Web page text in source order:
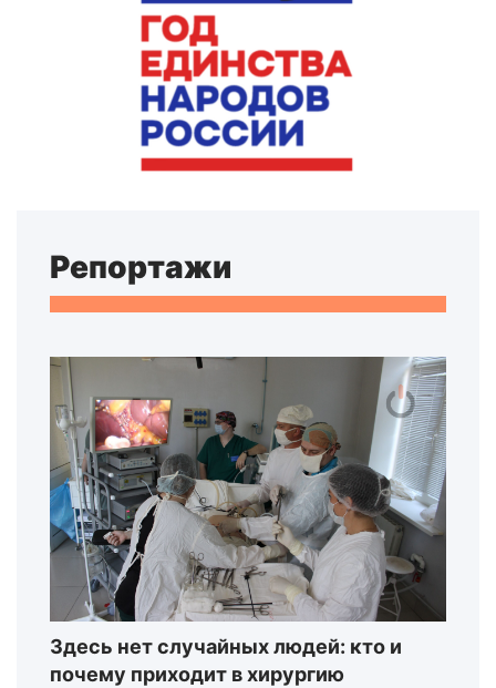
Репортажи
Здесь нет случайных людей: кто и
почему приходит в хирургию